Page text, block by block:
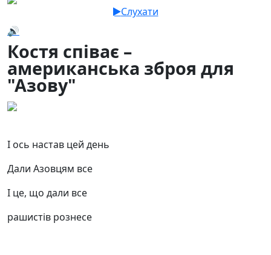
Слухати
🔊
Костя співає –
американська зброя для
"Азову"
І ось настав цей день
Дали Азовцям все
І це, що дали все
рашистів рознесе